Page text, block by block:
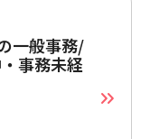
一般事務/
事務未経